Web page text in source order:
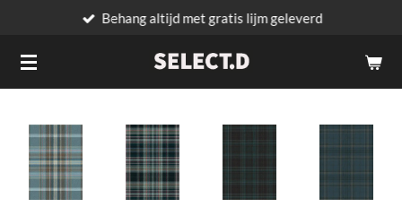
naar
Behang altijd met gratis lijm geleverd